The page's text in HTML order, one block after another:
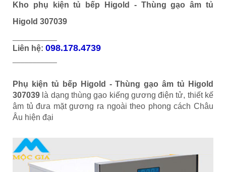
Kho phụ kiện tủ bếp Higold - Thùng gạo âm tủ
Higold 307039
Liên hệ: 098.178.4739
Phụ kiện tủ bếp Higold - Thùng gạo âm tủ Higold
307039 là dạng thùng gạo kiếng gương điện tử, thiết kế
âm tủ đưa mặt gương ra ngoài theo phong cách Châu
Âu hiện đại